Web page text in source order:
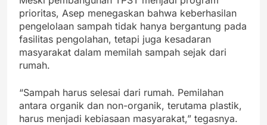
prioritas, Asep menegaskan bahwa keberhasilan
pengelolaan sampah tidak hanya bergantung pada
fasilitas pengolahan, tetapi juga kesadaran
masyarakat dalam memilah sampah sejak dari
rumah.
“Sampah harus selesai dari rumah. Pemilahan
antara organik dan non-organik, terutama plastik,
harus menjadi kebiasaan masyarakat,” tegasnya.